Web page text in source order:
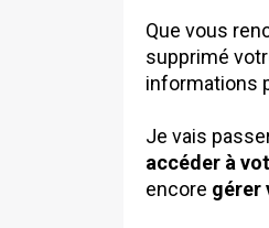
Que vous
supprimé
informations
Je vais
accéder à
encore gérer